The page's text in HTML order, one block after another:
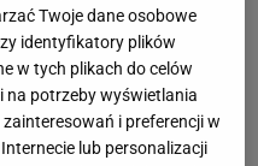
Twoje dane osobowe
identyfikatory plików
w tych plikach do celów
na potrzeby wyświetlania
i preferencji w
lub personalizacji